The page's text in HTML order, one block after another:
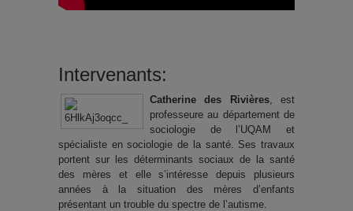
Intervenants:
Catherine des Rivières, est
professeure au département de
sociologie de l’UQAM et
spécialiste en sociologie de la santé. Ses travaux
portent sur les déterminants sociaux de la santé
des mères et elle s’intéresse depuis plusieurs
années à la situation des mères d’enfants
présentant un trouble du spectre de l’autisme.